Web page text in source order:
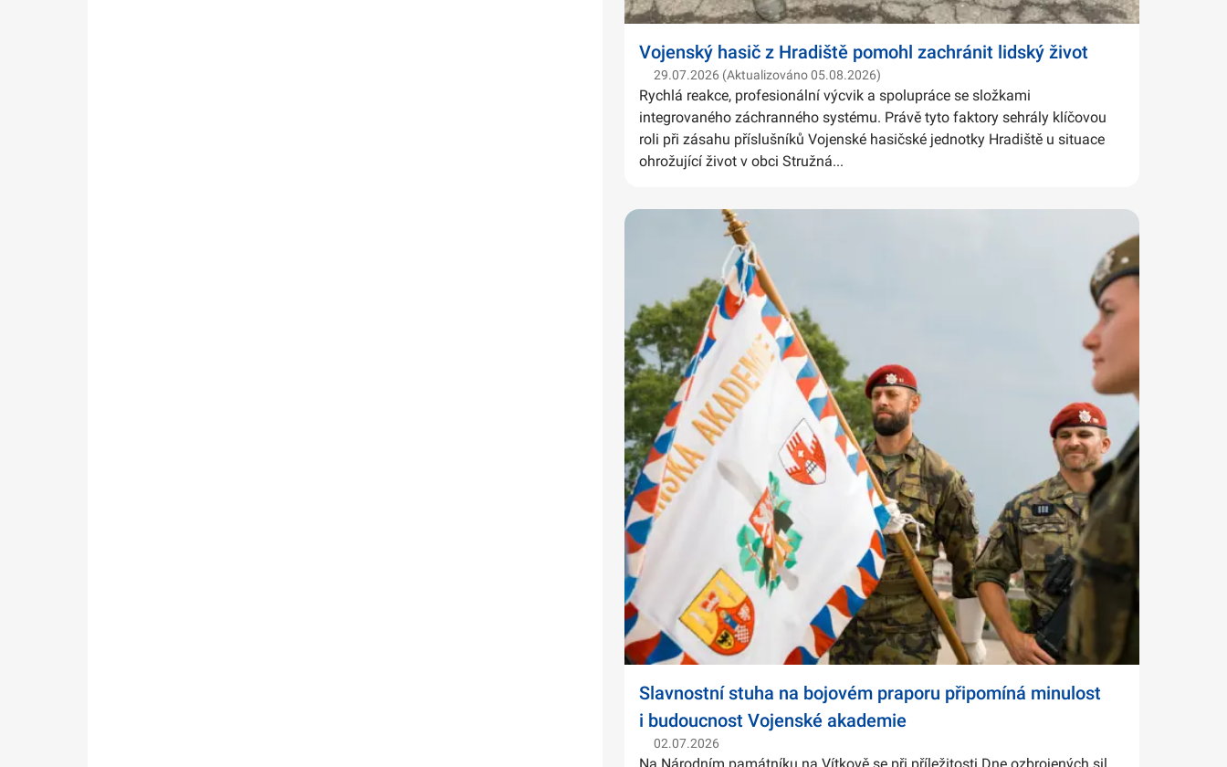
Vojenský hasič z Hradiště pomohl zachránit lidský život
29.07.2026 (Aktualizováno 05.08.2026)
Rychlá reakce, profesionální výcvik a spolupráce se složkami
integrovaného záchranného systému. Právě tyto faktory sehrály klíčovou
roli při zásahu příslušníků Vojenské hasičské jednotky Hradiště u situace
ohrožující život v obci Stružná...
Slavnostní stuha na bojovém praporu připomíná minulost
i budoucnost Vojenské akademie
02.07.2026